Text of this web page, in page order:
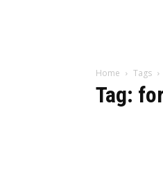
Home Tags
Tag: